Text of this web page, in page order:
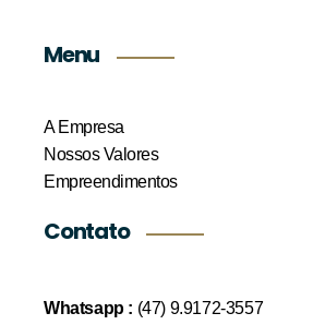
Menu
A Empresa
Nossos Valores
Empreendimentos
Contato
Whatsapp : (47) 9.9172-3557